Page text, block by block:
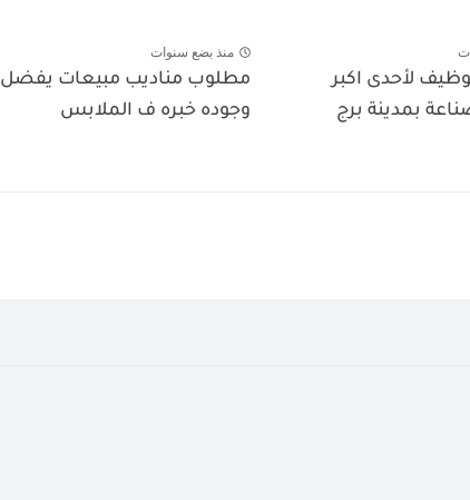
لأحدى اكبر
بمدينة برج
منذ بضع سنوات
مطلوب مناديب مبيعات يفضل
وجوده خبره ف الملابس